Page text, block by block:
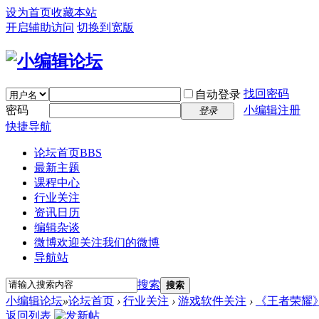
设为首页收藏本站
开启辅助访问 切换到宽版
自动登录 找回密码
密码
登录
小编辑注册
快捷导航
论坛首页BBS
最新主题
课程中心
行业关注
资讯日历
编辑杂谈
微博欢迎关注我们的微博
导航站
搜索 搜索
小编辑论坛»论坛首页 › 行业关注 › 游戏软件关注 ›
《王者荣
返回列表